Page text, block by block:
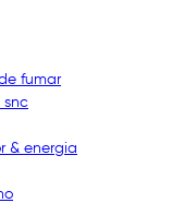
fumar
snc
& energia